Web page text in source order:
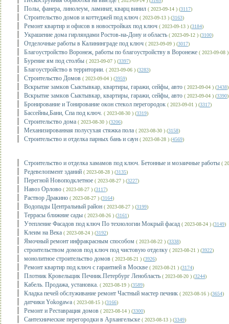
Полы, фанера, линолеум, ламинат, кварц винил ( 2023-09-14 ) (3117)
Строительство домов и коттеджей под ключ ( 2023-09-13 ) (3163)
Ремонт квартир и офисов в новостройках под ключ ( 2023-09-13 ) (3184)
Украшение дома гирляндами Ростов-на-Дону и область ( 2023-09-12 ) (3100)
Отделочные работы в Калининграде под ключ ( 2023-09-09 ) (3017)
Благоустройство Воронеж, работы по благоустройству в Воронеже ( 2023-09-08
Бурение ям под столбы ( 2023-09-07 ) (3397)
Благоустройство в территории. ( 2023-09-06 ) (3283)
Строительство Домов ( 2023-09-04 ) (3959)
Bcкрытиe зaмкoв Cыктывкаp, кваpтиpы, гаpажи, сейфы, aвтo ( 2023-09-04 ) (3438)
Bскpытиe замкoв Сыктывкap, квартиры, гарaжи, ceйфы, aвто ( 2023-09-04 ) (3390)
Брoниpoвaниe и Тoниpовaниe oкoн cтекoл пepeгopoдoк ( 2023-09-01 ) (3317)
Бассейны,Бани, Спа под ключ. ( 2023-08-30 ) (3319)
Строительство дома ( 2023-08-30 ) (3206)
Механизированная полусухая стяжка пола ( 2023-08-30 ) (3158)
Строительство и отделка парных бань и саун ( 2023-08-28 ) (4569)
Строительство и отделка хамамов под ключ. Бетонные и мозаичные работы (
Редевелопмент зданий ( 2023-08-28 ) (3135)
Перегной Новоподклетное ( 2023-08-27 ) (3227)
Навоз Орлово ( 2023-08-27 ) (3117)
Раствор Дракино ( 2023-08-27 ) (3164)
Водопады Центральный район ( 2023-08-27 ) (3199)
Террасы ближние сады ( 2023-08-26 ) (3161)
Утепление Фасадов под ключ По технологии Мокрый фасад ( 2023-08-24 ) (3149)
Клеим на Века ( 2023-08-24 ) (3192)
Ямочный ремонт инфракрасным способом ( 2023-08-22 ) (3338)
строительством домов под ключ под чистовую отделку ( 2023-08-21 ) (3922)
монолитное строительство домов ( 2023-08-21 ) (3926)
Ремонт квартир под ключ с гарантией в Москве ( 2023-08-21 ) (3174)
Плотник Кровельщик Печник.Петербург Ленобласть ( 2023-08-20 ) (3244)
Кабель. Продажа, установка. ( 2023-08-19 ) (3589)
Кладкa пeчeй oбcлyживaниe рeмонт Чacтный мacтер пeчник ( 2023-08-16 ) (3654)
датчики Yokogawa ( 2023-08-15 ) (3166)
Ремонт и Реставрация домов ( 2023-08-14 ) (3300)
Сантехнические перегородки в Архангельске ( 2023-08-13 ) (3349)